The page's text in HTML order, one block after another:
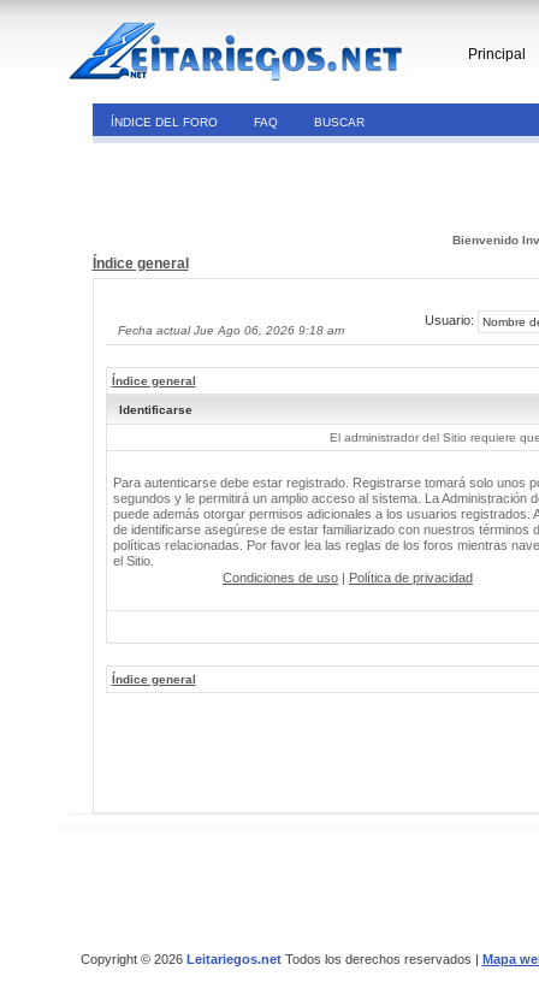
Principal
ÍNDICE DEL FORO FAQ BUSCAR
Bienvenido
Índice general
Fecha actual Jue Ago 06, 2026 9:18 am
Usuario:
Índice general
Identificarse
El administrador del Sitio requiere
Para autenticarse debe estar registrado. Registrarse tomará solo unos
segundos y le permitirá un amplio acceso al sistema. La Administración
puede además otorgar permisos adicionales a los usuarios registrados.
de identificarse asegúrese de estar familiarizado con nuestros términos
políticas relacionadas. Por favor lea las reglas de los foros mientras
el Sitio.
Condiciones de uso | Política de privacidad
Índice general
Copyright © 2026 Leitariegos.netTodos los derechos reservados | Mapa